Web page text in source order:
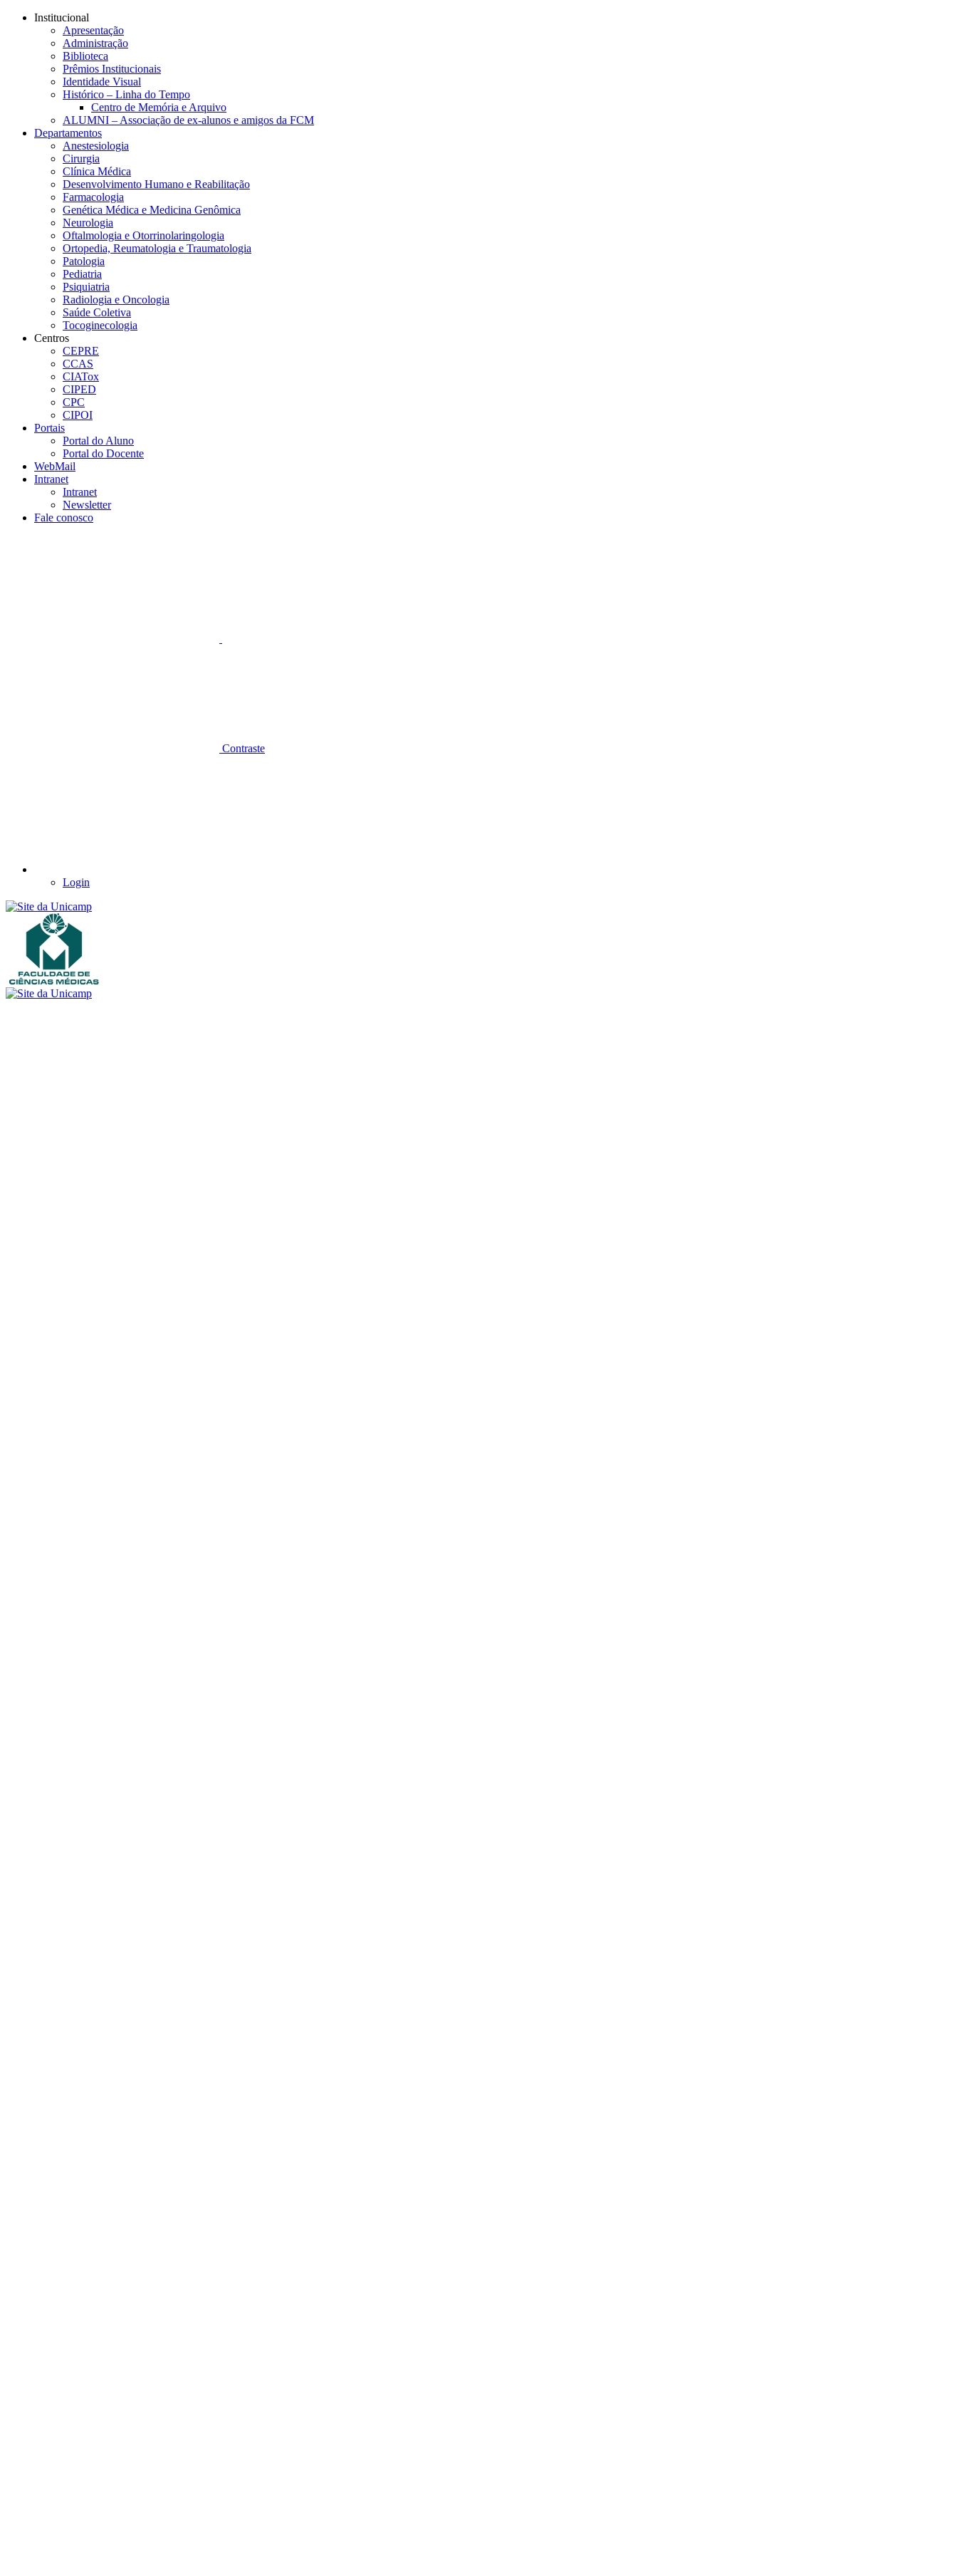
Conteúdo principal
Institucional
Apresentação
Administração
Biblioteca
Prêmios Institucionais
Identidade Visual
Histórico – Linha do Tempo
Centro de Memória e Arquivo
ALUMNI – Associação de ex-alunos e amigos da FCM
Departamentos
Anestesiologia
Cirurgia
Clínica Médica
Desenvolvimento Humano e Reabilitação
Farmacologia
Genética Médica e Medicina Genômica
Neurologia
Oftalmologia e Otorrinolaringologia
Ortopedia, Reumatologia e Traumatologia
Patologia
Pediatria
Psiquiatria
Radiologia e Oncologia
Saúde Coletiva
Tocoginecologia
Centros
CEPRE
CCAS
CIATox
CIPED
CPC
CIPOI
Portais
Portal do Aluno
Portal do Docente
WebMail
Intranet
Intranet
Newsletter
Fale conosco
Contraste
Login